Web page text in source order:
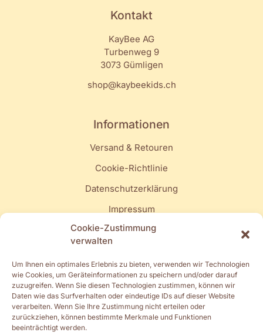
Cookie-Zustimmung
verwalten
Um Ihnen ein optimales Erlebnis zu bieten, verwenden wir Technologien
wie Cookies, um Geräteinformationen zu speichern und/oder darauf
zuzugreifen. Wenn Sie diesen Technologien zustimmen, können wir
Daten wie das Surfverhalten oder eindeutige IDs auf dieser Website
verarbeiten. Wenn Sie Ihre Zustimmung nicht erteilen oder
zurückziehen, können bestimmte Merkmale und Funktionen
beeinträchtigt werden.
Kontakt
KayBee AG
Turbenweg 9
3073 Gümligen
shop@kaybeekids.ch
Informationen
Versand & Retouren
Cookie-Richtlinie
Datenschutzerklärung
Impressum
Quick Links
Mein Konto
Turnschläppli
Muki-, Elki- & Vakiturnen